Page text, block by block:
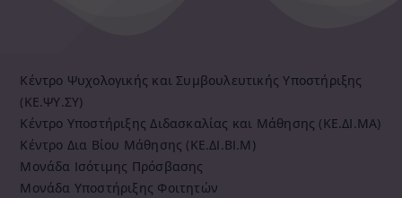
Κέντρο Ψυχολογικής και Συμβουλευτικής Υποστήριξης
(ΚΕ.ΨΥ.ΣΥ)
Κέντρο Υποστήριξης Διδασκαλίας και Μάθησης (ΚΕ.ΔΙ.ΜΑ)
Κέντρο Δια Βίου Μάθησης (ΚΕ.ΔΙ.ΒΙ.Μ)
Μονάδα Ισότιμης Πρόσβασης
Μονάδα Υποστήριξης Φοιτητών